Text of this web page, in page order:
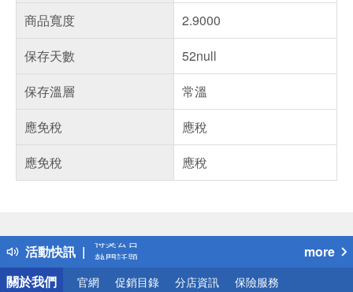
商品寬度
2.9000
保存天數
52null
保存溫層
常溫
應免稅
應稅
應免稅
應稅
活動快訊
得獎公告
熱門話題
銀行優惠
偏遠地區配送
more
關於我們
官網 促銷目錄 分店資訊 保險服務